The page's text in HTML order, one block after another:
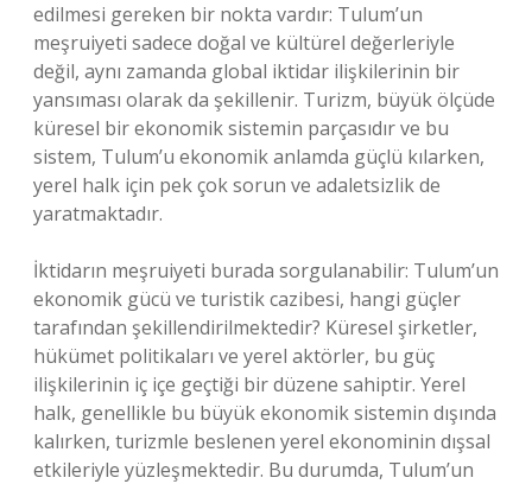
edilmesi gereken bir nokta vardır: Tulum’un
meşruiyeti sadece doğal ve kültürel değerleriyle
değil, aynı zamanda global iktidar ilişkilerinin bir
yansıması olarak da şekillenir. Turizm, büyük ölçüde
küresel bir ekonomik sistemin parçasıdır ve bu
sistem, Tulum’u ekonomik anlamda güçlü kılarken,
yerel halk için pek çok sorun ve adaletsizlik de
yaratmaktadır.
İktidarın meşruiyeti burada sorgulanabilir: Tulum’un
ekonomik gücü ve turistik cazibesi, hangi güçler
tarafından şekillendirilmektedir? Küresel şirketler,
hükümet politikaları ve yerel aktörler, bu güç
ilişkilerinin iç içe geçtiği bir düzene sahiptir. Yerel
halk, genellikle bu büyük ekonomik sistemin dışında
kalırken, turizmle beslenen yerel ekonominin dışsal
etkileriyle yüzleşmektedir. Bu durumda, Tulum’un